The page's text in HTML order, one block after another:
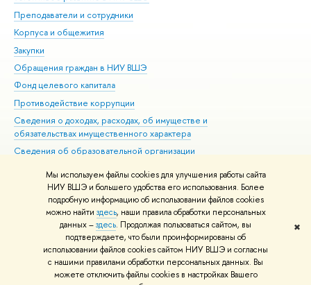
Мы используем файлы cookies для улучшения работы сайта
НИУ ВШЭ и большего удобства его использования. Более
подробную информацию об использовании файлов cookies
можно найти здесь, наши правила обработки персональных
данных –здесь. Продолжая пользоваться сайтом, вы
подтверждаете, что были проинформированы об
использовании файлов cookies сайтом НИУ ВШЭ и согласны
с нашими правилами обработки персональных данных. Вы
можете отключить файлы cookies в настройках Вашего
✖
Преподаватели и сотрудники
Корпуса и общежития
Закупки
Обращения граждан в НИУ ВШЭ
Фонд целевого капитала
Противодействие коррупции
Сведения о доходах, расходах, об имуществе и
обязательствах имущественного характера
Сведения об образовательной организации
Людям с ограниченными возможностями здоровья
Единая платежная страница
Работа в Вышке
© НИУ ВШЭ 1993–2026 Адреса и контакты Условия использования
материалов Политика конфиденциальности Карта сайта
Шрифты HSE Sans и HSE Slab разработаны вШколе дизайна НИУ ВШЭ